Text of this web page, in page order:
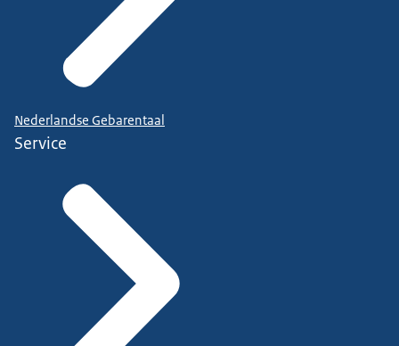
Nederlandse Gebarentaal
Service